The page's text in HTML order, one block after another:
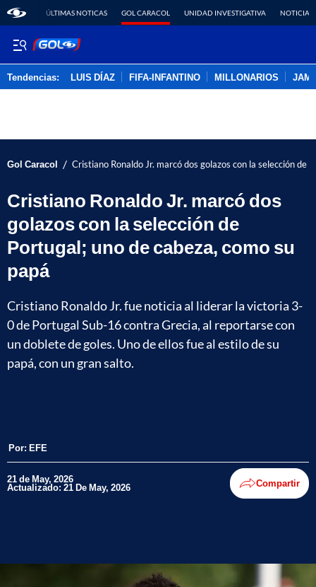
ÚLTIMAS NOTICAS GOL CARACOL UNIDAD INVESTIGATIVA NOTICIAS
Tendencias: LUIS DÍAZ FIFA-INFANTINO MILLONARIOS
Gol Caracol / Cristiano Ronaldo Jr. marcó dos golazos con la selección de
Cristiano Ronaldo Jr. marcó dos
golazos con la selección de
Portugal; uno de cabeza, como su
papá
Cristiano Ronaldo Jr. fue noticia al liderar la victoria 3-
0 de Portugal Sub-16 contra Grecia, al reportarse con
un doblete de goles. Uno de ellos fue al estilo de su
papá, con un gran salto.
Por: EFE
21 de May, 2026
Actualizado: 21 De May, 2026 Compartir